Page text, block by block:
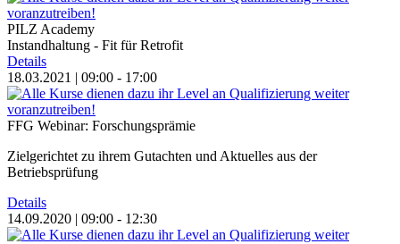
PILZ Academy
Instandhaltung - Fit für Retrofit
Details
18.03.2021 | 09:00 - 17:00
FFG Webinar: Forschungsprämie
Zielgerichtet zu ihrem Gutachten und Aktuelles aus der
Betriebsprüfung
Details
14.09.2020 | 09:00 - 12:30